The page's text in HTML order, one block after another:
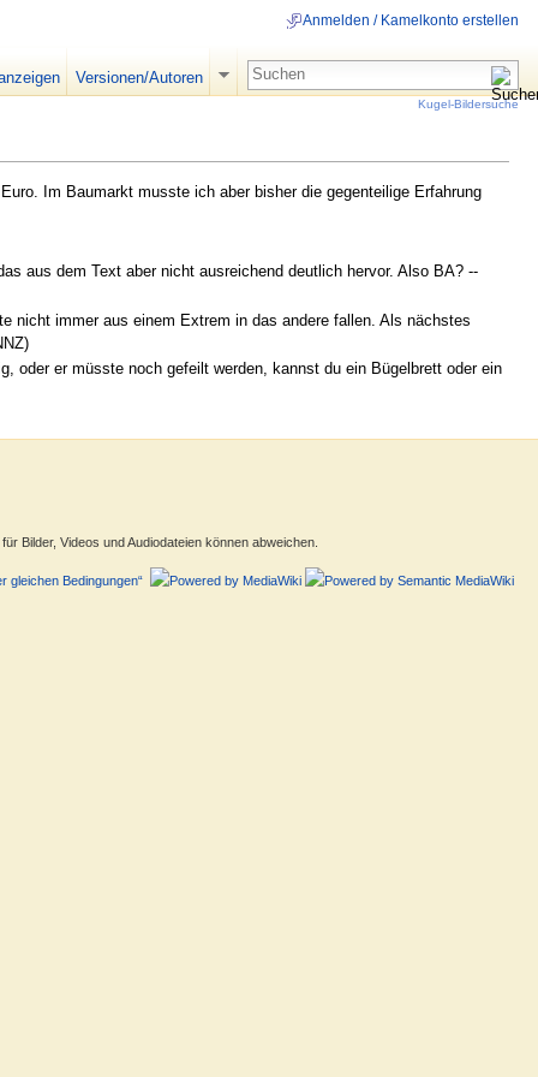
Im Baumarkt musste ich aber bisher die gegenteilige Erfahrung
aus dem Text aber nicht ausreichend deutlich hervor. Also BA? --
nicht immer aus einem Extrem in das andere fallen. Als nächstes
oder er müsste noch gefeilt werden, kannst du ein Bügelbrett oder ein
Anmelden / Kamelkonto erstellen
Versionen/Autoren
Kugel-Bildersuche
Bilder, Videos und Audiodateien können abweichen.